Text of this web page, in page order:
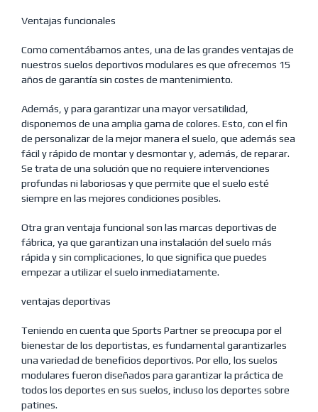
Ventajas funcionales
Como comentábamos antes, una de las grandes ventajas de
nuestros suelos deportivos modulares es que ofrecemos 15
años de garantía sin costes de mantenimiento.
Además, y para garantizar una mayor versatilidad,
disponemos de una amplia gama de colores. Esto, con el fin
de personalizar de la mejor manera el suelo, que además sea
fácil y rápido de montar y desmontar y, además, de reparar.
Se trata de una solución que no requiere intervenciones
profundas ni laboriosas y que permite que el suelo esté
siempre en las mejores condiciones posibles.
Otra gran ventaja funcional son las marcas deportivas de
fábrica, ya que garantizan una instalación del suelo más
rápida y sin complicaciones, lo que significa que puedes
empezar a utilizar el suelo inmediatamente.
ventajas deportivas
Teniendo en cuenta que Sports Partner se preocupa por el
bienestar de los deportistas, es fundamental garantizarles
una variedad de beneficios deportivos. Por ello, los suelos
modulares fueron diseñados para garantizar la práctica de
todos los deportes en sus suelos, incluso los deportes sobre
patines.